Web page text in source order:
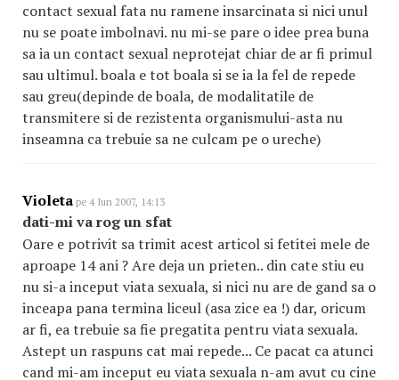
contact sexual fata nu ramene insarcinata si nici unul
nu se poate imbolnavi. nu mi-se pare o idee prea buna
sa ia un contact sexual neprotejat chiar de ar fi primul
sau ultimul. boala e tot boala si se ia la fel de repede
sau greu(depinde de boala, de modalitatile de
transmitere si de rezistenta organismului-asta nu
inseamna ca trebuie sa ne culcam pe o ureche)
Violeta pe 4 Iun 2007, 14:13
dati-mi va rog un sfat
Oare e potrivit sa trimit acest articol si fetitei mele de
aproape 14 ani ? Are deja un prieten.. din cate stiu eu
nu si-a inceput viata sexuala, si nici nu are de gand sa o
inceapa pana termina liceul (asa zice ea !) dar, oricum
ar fi, ea trebuie sa fie pregatita pentru viata sexuala.
Astept un raspuns cat mai repede... Ce pacat ca atunci
cand mi-am inceput eu viata sexuala n-am avut cu cine